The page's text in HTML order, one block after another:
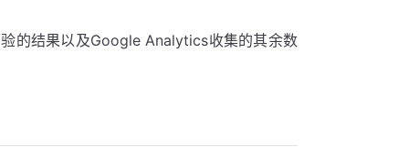
的结果以及Google Analytics收集的其余数